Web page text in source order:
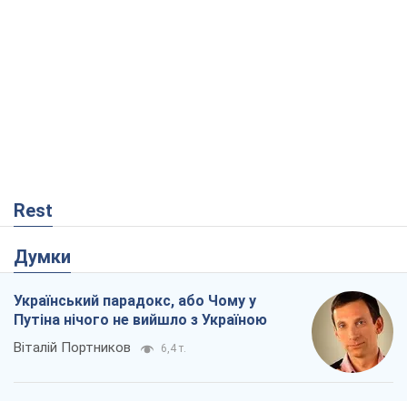
Rest
Думки
Український парадокс, або Чому у
Путіна нічого не вийшло з Україною
Віталій Портников 6,4 т.